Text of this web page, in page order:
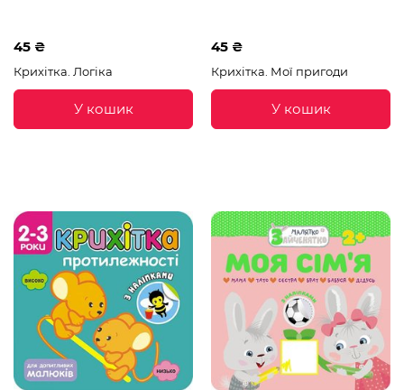
45 ₴
Крихітка. Логіка
У кошик
45 ₴
Крихітка. Мої пригоди
У кошик